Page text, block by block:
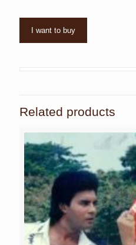
I want to buy
Related products